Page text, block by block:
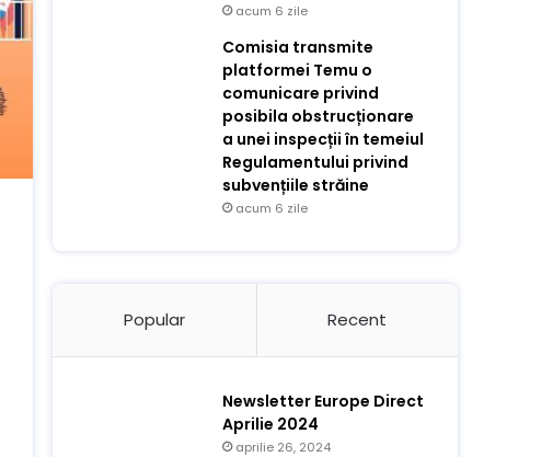
acum 6 zile
Comisia transmite
platformei Temu o
comunicare privind
posibila obstrucționare
a unei inspecții în temeiul
Regulamentului privind
subvențiile străine
acum 6 zile
Popular Recent
Newsletter Europe Direct
Aprilie 2024
aprilie 26, 2024